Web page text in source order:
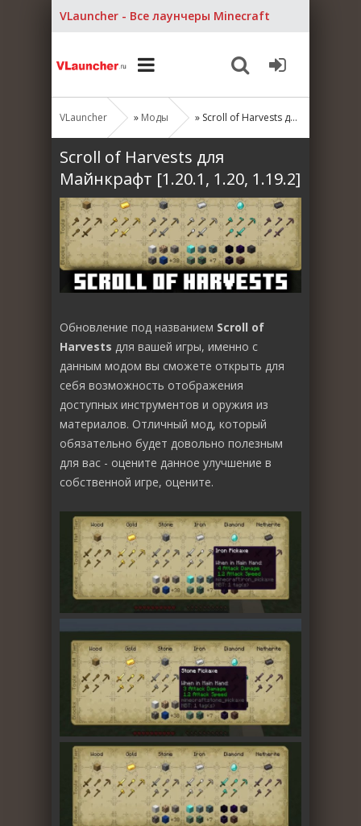
VLauncher - Все лаунчеры Minecraft
VLauncher » Моды » Scroll of Harvests для Майнкрафт [1.20.1, 1.20, 1.19.2]
Scroll of Harvests для
Майнкрафт [1.20.1, 1.20, 1.19.2]
Обновление под названием Scroll of
Harvests для вашей игры, именно с
данным модом вы сможете открыть для
себя возможность отображения
доступных инструментов и оружия из
материалов. Отличный мод, который
обязательно будет довольно полезным
для вас - оцените данное улучшение в
собственной игре, оцените.